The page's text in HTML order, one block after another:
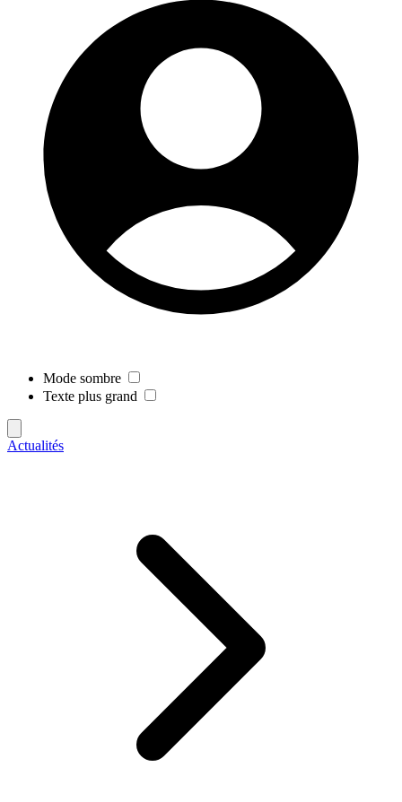
Mode sombre
Texte plus grand
Actualités